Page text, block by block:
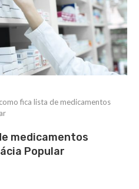
fica lista de medicamentos
medicamentos
Popular